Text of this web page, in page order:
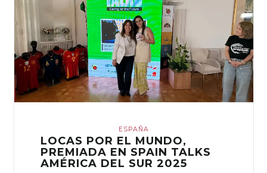
ESPAÑA
LOCAS POR EL MUNDO,
PREMIADA EN SPAIN TALKS
AMÉRICA DEL SUR 2025